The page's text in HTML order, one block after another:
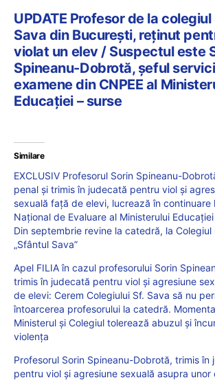
UPDATE Profesor de la
Sava din București, reținut
violat un elev / Suspectul este
Spineanu-Dobrotă, șeful
examene din CNPEE al
Educației – surse
Similare
EXCLUSIV Profesorul Sorin Spineanu-
penal și trimis în judecată pentru viol și
sexuală față de elevi, lucrează în continuare
Național de Evaluare al Ministerului
Din septembrie revine la catedră, la Colegiul
„Sfântul Sava”
Apel FILIA în cazul profesorului Sorin
trimis în judecată pentru viol și agresiune
de elevi: Cerem Colegiului Sf. Sava să nu
întoarcerea profesorului la catedră.
Ministerul și Colegiul tolerează abuzul și
violența
Profesorul Sorin Spineanu-Dobrotă, trimis în
pentru viol și agresiune sexuală asupra unor